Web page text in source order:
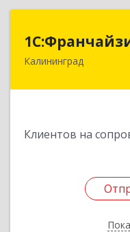
Калининград
Клиентов на
238325,